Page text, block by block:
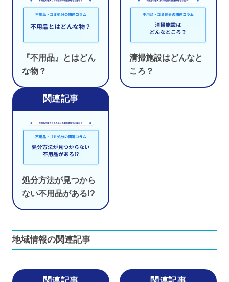
『不用品』とはどん
な物？
清掃施設はどんなと
ころ？
処分方法が見つから
ない不用品がある!?
地域情報の関連記事